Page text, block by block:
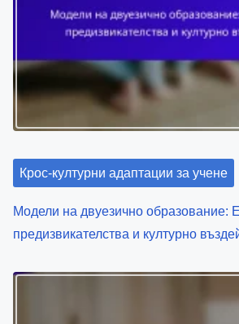
t
i
o
n
Крос-културни адаптации за учене
Модели на двуезично образование:
предизвикателства и културно